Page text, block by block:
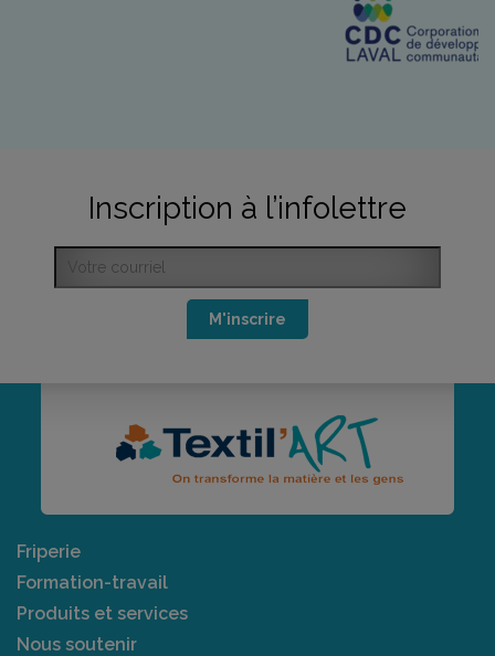
Inscription à l’infolettre
M'inscrire
Friperie
Formation-travail
Produits et services
Nous soutenir